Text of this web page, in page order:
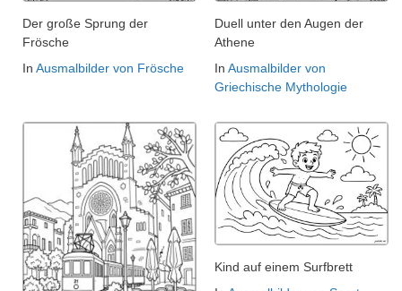
Der große Sprung der
Frösche
In Ausmalbilder von Frösche
Duell unter den Augen der
Athene
In Ausmalbilder von
Griechische Mythologie
Kind auf einem Surfbrett